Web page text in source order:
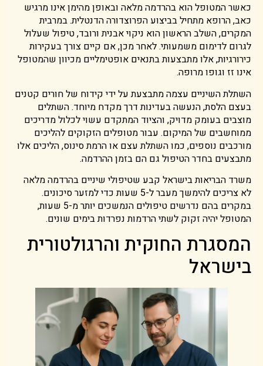
כאשר המטופל הוא בהרדמה מלאה ובאופן מהימן אינו מרגיש
כאב, הרופא מתחיל בביצוע הפרוצדורה הדנטלית. במרבית
המקרים, השלב הראשון הוא ניקוי אבנית ורובד, טיפול שעלול
לגרום לדימום משמעותי. לאחר מכן, אם קיים צורך בעקירות
כירורגיות, אלו מתבצעות בתנאים אופטימליים מכיוון שהמטופל
אינו זז וגופו מרופה.
השתלת השיניים עצמה מתבצעת על ידי קידוח של חורים קטנים
בעצם הלסת, הנעשה בעדינות דרך מקדח מיוחד. השתלים
מוצבים בעומק מדויק, והציוד המתקדם עשוי לכלול מדריכים
ממוחשבים של המיקום. עבור מטופלים הזקוקים להליכים
מורכבים נוספים, כמו השתלת עצם או הרמת סינוס, הליכים אלו
מתבצעים בחדר הטיפול גם הם בזמן ההרדמה.
משרד הבריאות בישראל קבע שטיפולי שיניים בהרדמה מלאה
לא צריכים להימשך מעבר ל-5 שעות כדי למזער סיכונים.
במקרים בהם נדרשים טיפולים הנמשכים יותר מ-5 שעות,
המטופל יהיה זקוק לשתי הרדמות נפרדות בימים שונים.
המסגרת החוקית והרגולטורית
בישראל